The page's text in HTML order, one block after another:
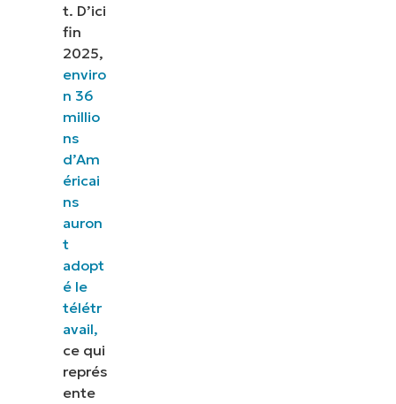
t. D’ici
fin
2025,
enviro
n 36
millio
ns
d’Am
éricai
ns
auron
t
adopt
é le
télétr
avail,
ce qui
représ
ente